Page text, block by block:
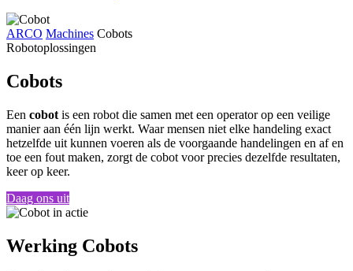
ARCO Machines Cobots
Robotoplossingen
Cobots
Een cobot is een robot die samen met een operator op een veilige
manier aan één lijn werkt. Waar mensen niet elke handeling exact
hetzelfde uit kunnen voeren als de voorgaande handelingen en af en
toe een fout maken, zorgt de cobot voor precies dezelfde resultaten,
keer op keer.
Daag ons uit
Werking Cobots